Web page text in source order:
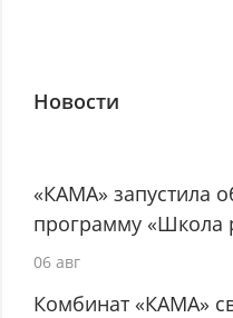
Новости
«КАМА» запустила
программу «Школа
06 авг
Комбинат «КАМА»